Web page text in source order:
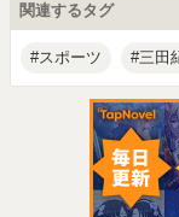
関連するタグ
スポーツ 三田